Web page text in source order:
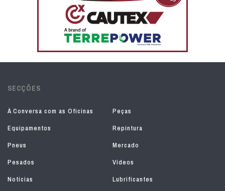
SECÇÕES
À Conversa com as Oficinas
Peças
Equipamentos
Repintura
Pneus
Mercado
Pesados
Vídeos
Notícias
Lubrificantes